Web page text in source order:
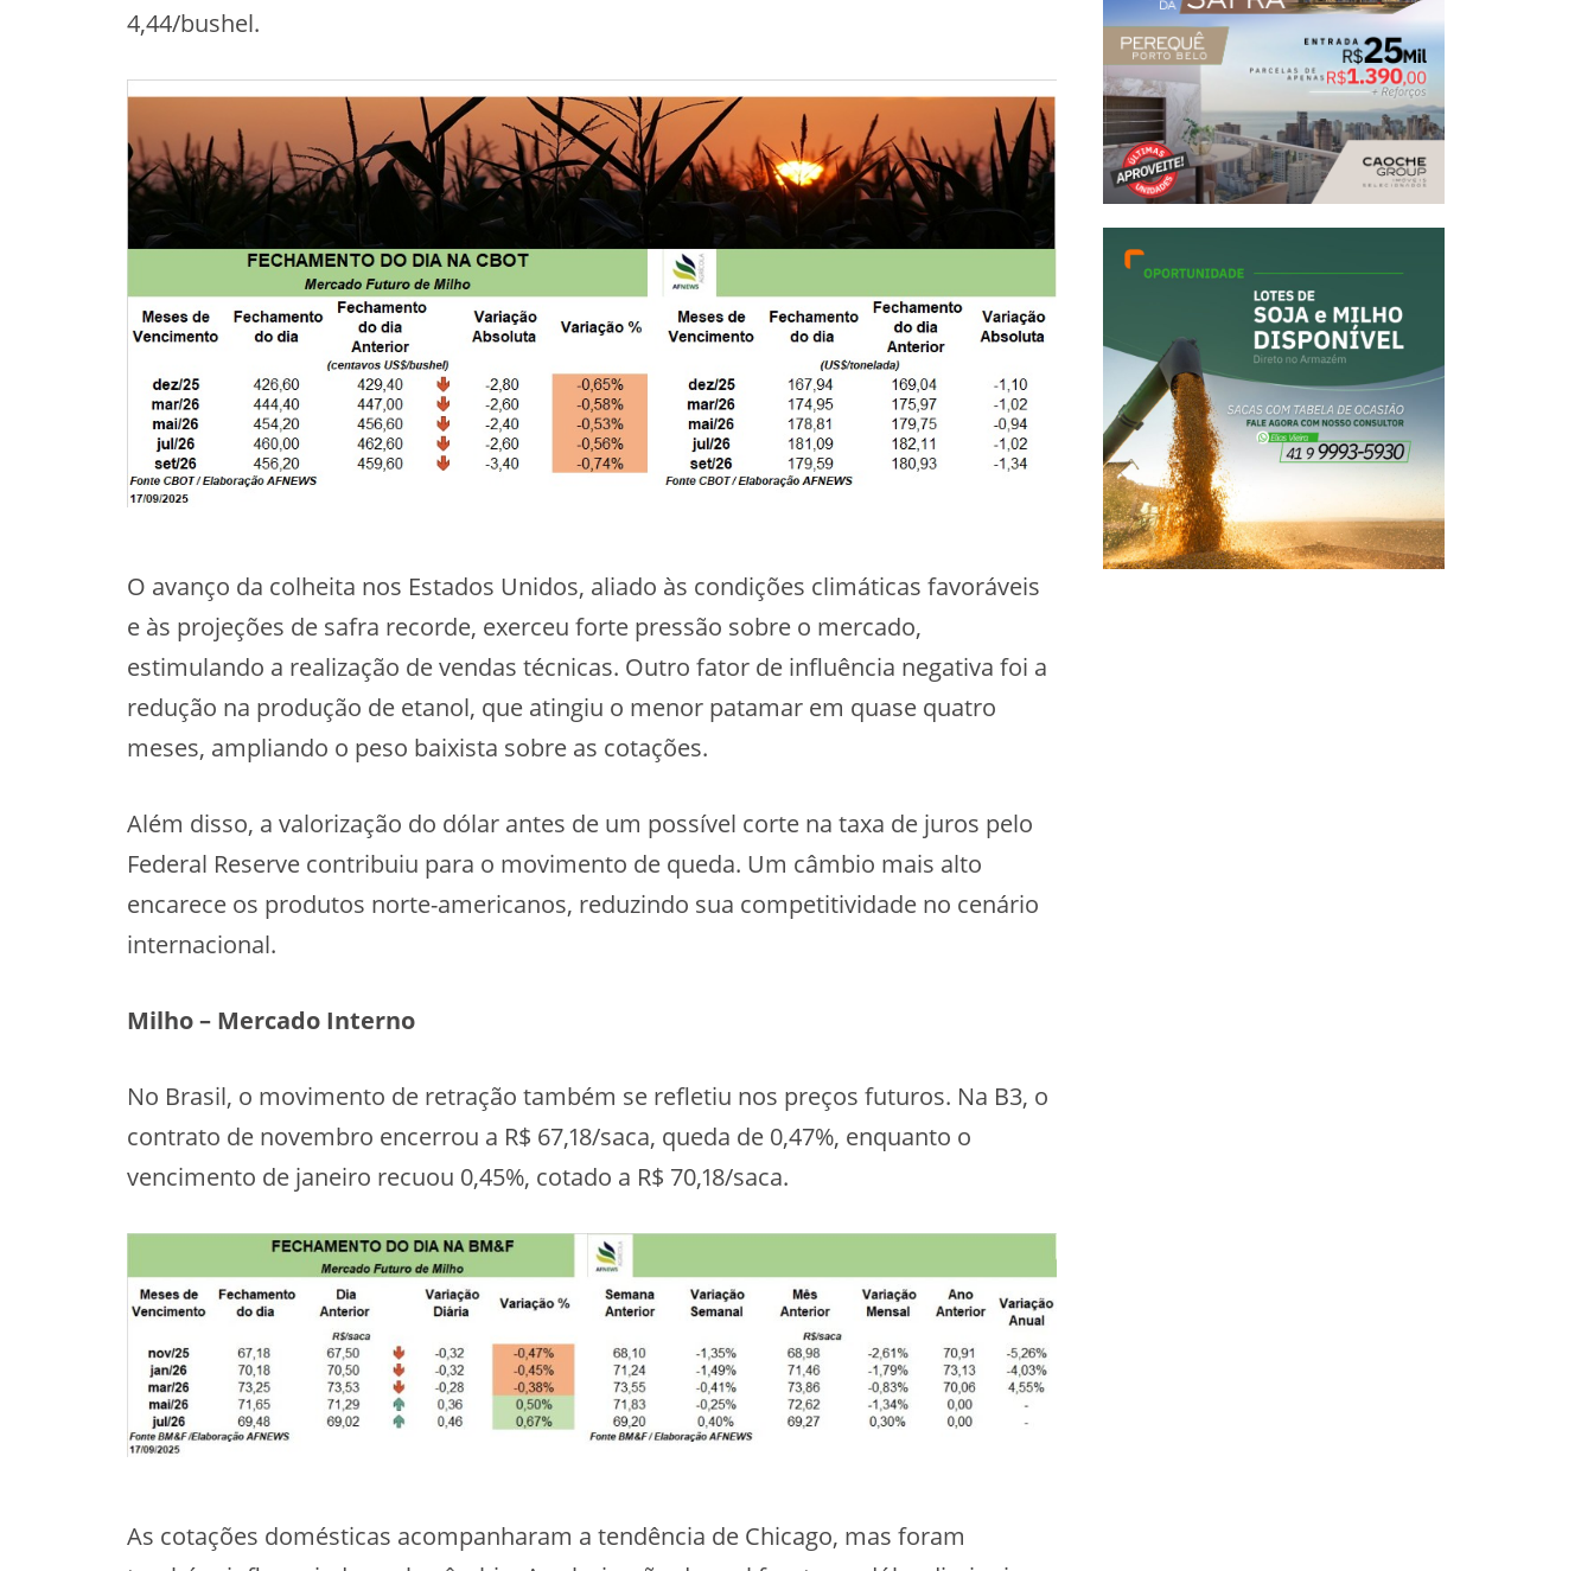
4,44/bushel.
O avanço da colheita nos Estados Unidos, aliado às condições climáticas favoráveis
e às projeções de safra recorde, exerceu forte pressão sobre o mercado,
estimulando a realização de vendas técnicas. Outro fator de influência negativa foi a
redução na produção de etanol, que atingiu o menor patamar em quase quatro
meses, ampliando o peso baixista sobre as cotações.
Além disso, a valorização do dólar antes de um possível corte na taxa de juros pelo
Federal Reserve contribuiu para o movimento de queda. Um câmbio mais alto
encarece os produtos norte-americanos, reduzindo sua competitividade no cenário
internacional.
Milho – Mercado Interno
No Brasil, o movimento de retração também se refletiu nos preços futuros. Na B3, o
contrato de novembro encerrou a R$ 67,18/saca, queda de 0,47%, enquanto o
vencimento de janeiro recuou 0,45%, cotado a R$ 70,18/saca.
As cotações domésticas acompanharam a tendência de Chicago, mas foram